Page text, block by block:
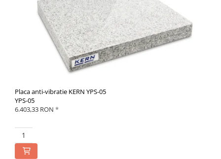
Placa anti-vibratie KERN YPS-05
YPS-05
6.403,33 RON *